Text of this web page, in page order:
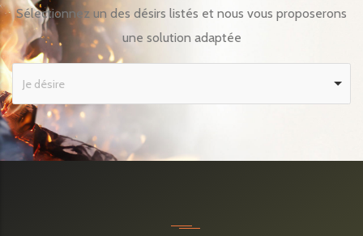
Sélectionnez un des désirs listés et nous vous proposerons
une solution adaptée
Je Désire
Je désire